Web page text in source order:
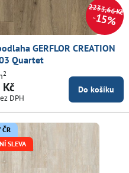
2233,66 Kč
15%
GERFLOR CREATION
Quartet
DPH
2
Do košíku
ČR
SLEVA